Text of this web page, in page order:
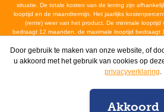
Door gebruik te maken van onze website, of
u akkoord met het gebruik van cookies op
privacyverklaring.
Akkoord
situatie. De totale kosten van de lening zijn
looptijd en de maandtermijn. Het jaarlijks
(rente) weer van het product. De minimale
bedraagt 12 maanden, de maximale looptijd bedraagt
2026 De Nederlandse
Privacyverklaring|